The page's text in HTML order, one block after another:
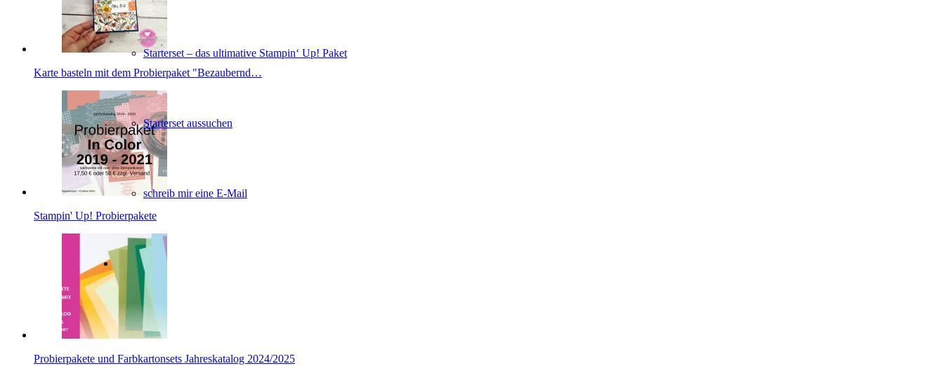
Starterset – das ultimative Stampin‘ Up! Paket
Starterset aussuchen
schreib mir eine E-Mail
Karte basteln mit dem Probierpaket "Bezaubernd…
Stampin' Up! Probierpakete
Probierpakete und Farbkartonsets Jahreskatalog 2024/2025